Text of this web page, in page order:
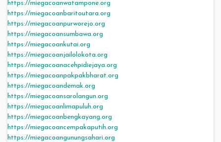
https://miegacoanwatampone.org
https://miegacoanbaritoutara.org
https://miegacoanpurworejo.org
https://miegacoansumbawa.org
https://miegacoankutai.org
https://miegacoanjailolokota.org
https://miegacoanacehpidiejaya.org
https://miegacoanpakpakbharat.org
https://miegacoandemak.org
https://miegacoansarolangun.org
https://miegacoanlimapuluh.org
https://miegacoanbengkayang.org
https://miegacoancempakaputih.org
https://miegacoangunungsahari.org